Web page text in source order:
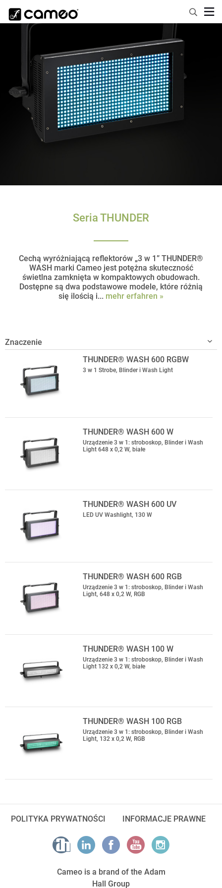
Seria THUNDER
Cechą wyróżniającą reflektorów „3 w 1” THUNDER®
WASH marki Cameo jest potężna skuteczność
świetlna zamknięta w kompaktowych obudowach.
Dostępne są dwa podstawowe modele, które różnią
się ilością i... mehr erfahren »
THUNDER® WASH 600 RGBW
3 w 1 Strobe, Blinder i Wash Light
THUNDER® WASH 600 W
Urządzenie 3 w 1: stroboskop, Blinder i Wash
Light 648 x 0,2 W, białe
THUNDER® WASH 600 UV
LED UV Washlight, 130 W
THUNDER® WASH 600 RGB
Urządzenie 3 w 1: stroboskop, Blinder i Wash
Light, 648 x 0,2 W, RGB
THUNDER® WASH 100 W
Urządzenie 3 w 1: stroboskop, Blinder i Wash
Light 132 x 0,2 W, białe
THUNDER® WASH 100 RGB
Urządzenie 3 w 1: stroboskop, Blinder i Wash
Light, 132 x 0,2 W, RGB
POLITYKA PRYWATNOŚCI INFORMACJE PRAWNE
Cameo is a brand of the Adam
Hall Group